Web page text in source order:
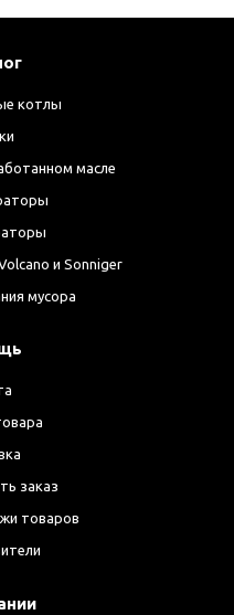
котлы
масле
и Sonniger
мусора
заказ
товаров